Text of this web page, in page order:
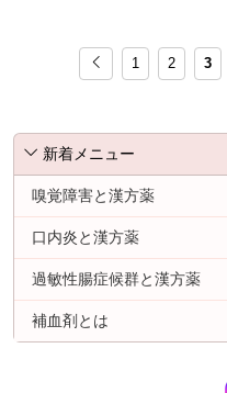
1 2 3
新着メニュー
嗅覚障害と漢方薬
口内炎と漢方薬
過敏性腸症候群と漢方薬
補血剤とは